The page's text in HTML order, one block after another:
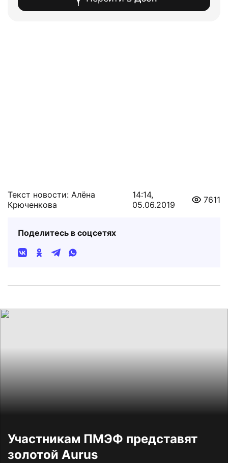
Текст новости: Алёна
Крюченкова
14:14,
05.06.2019
7611
Поделитесь в соцсетях
Участникам ПМЭФ представят
золотой Aurus